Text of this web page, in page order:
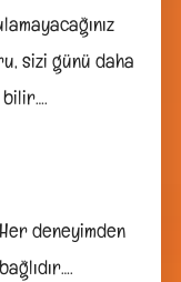
sizi günü daha
deneyimden